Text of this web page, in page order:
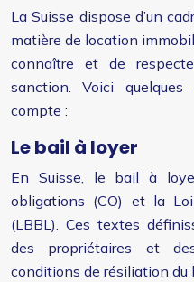
La Suisse dispose d’un
matière de location
connaître et de
sanction. Voici
compte :
Le bail à loyer
En Suisse, le bail à
obligations (CO) et la
(LBBL). Ces textes
des propriétaires et
conditions de résiliation du